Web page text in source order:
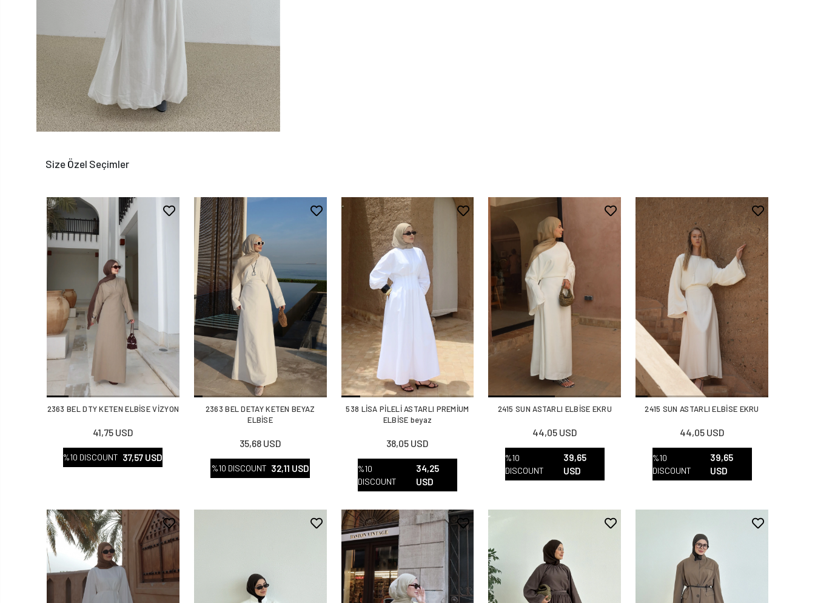
Size Özel Seçimler
2363 BEL DTY KETEN ELBİSE VİZYON
41,75 USD
%10 DISCOUNT 37,57 USD
2363 BEL DETAY KETEN BEYAZ
ELBİSE
35,68 USD
%10 DISCOUNT 32,11 USD
538 LİSA PİLELİ ASTARLI PREMİUM
ELBİSE beyaz
38,05 USD
%10
DISCOUNT
34,25
USD
2415 SUN ASTARLI ELBİSE EKRU
44,05 USD
%10
DISCOUNT
39,65
USD
2415 SUN ASTARLI ELBİSE EKRU
44,05 USD
%10
DISCOUNT
39,65
USD